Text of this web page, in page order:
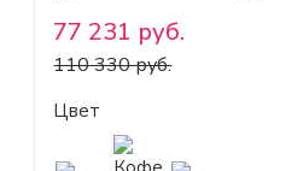
77 231 руб.
110 330 руб.
Цвет